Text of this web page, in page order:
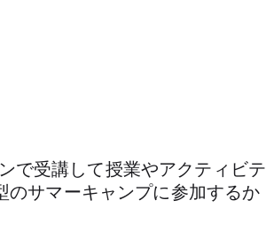
で受講して授業やアクティビテ
のサマーキャンプに参加するか